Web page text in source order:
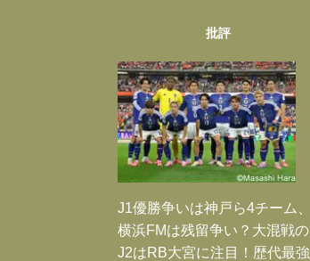
批評
J1優勝争いは神戸ら4チーム、
横浜FMは残留争い？大混戦の
J2はRB大宮に注目！歴代最強